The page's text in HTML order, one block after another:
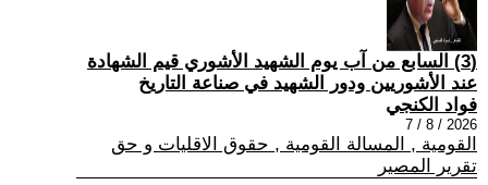
(3) السابع من آب يوم الشهيد الأشوري قيم الشهادة
عند الأشوريين ودور الشهيد في صناعة التاريخ
فواد الكنجي
2026 / 8 / 7
القومية , المسالة القومية , حقوق الاقليات و حق
تقرير المصير